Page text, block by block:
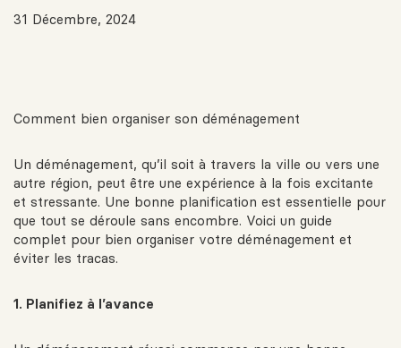
31 Décembre, 2024
Comment bien organiser son déménagement
Un déménagement, qu’il soit à travers la ville ou vers une
autre région, peut être une expérience à la fois excitante
et stressante. Une bonne planification est essentielle pour
que tout se déroule sans encombre. Voici un guide
complet pour bien organiser votre déménagement et
éviter les tracas.
1. Planifiez à l’avance